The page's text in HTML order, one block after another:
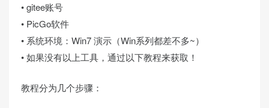
• gitee账号
• PicGo软件
• 系统环境：Win7 演示（Win系列都差不多~）
• 如果没有以上工具，通过以下教程来获取！
教程分为几个步骤：